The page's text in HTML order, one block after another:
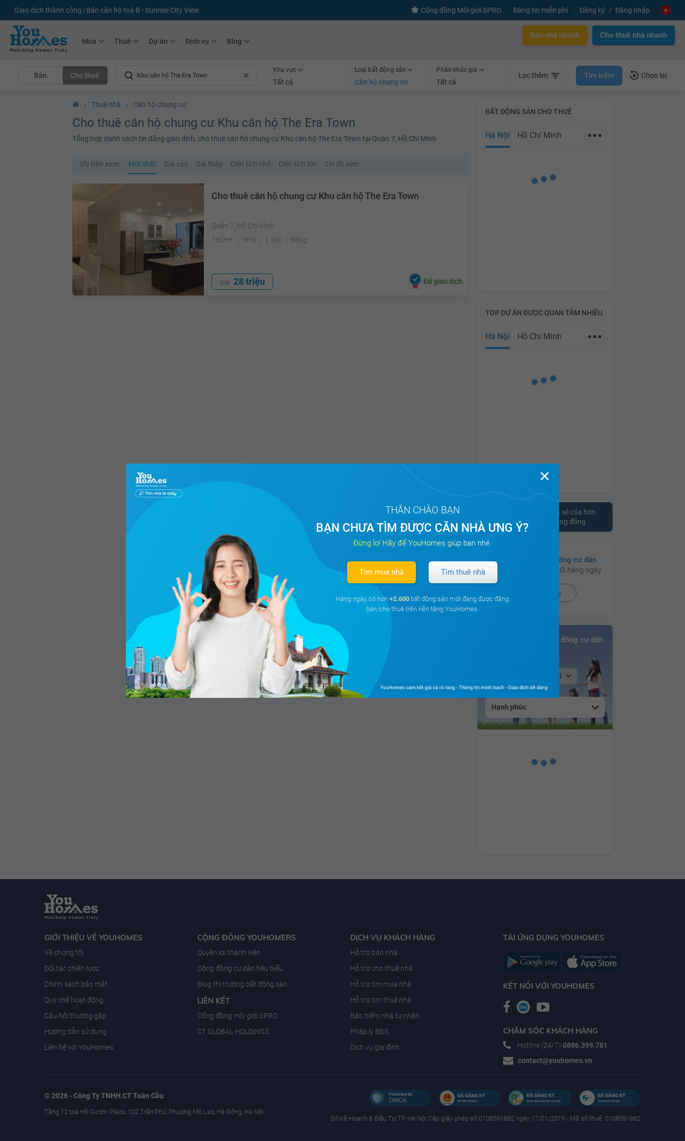
+75.000Tin đăng mới hàng tháng +10.000Thành viên Youhomers Cộng đồng Môi giới bPRO Đăng tin miễn phí Đăng ký Đăng nhập
Mua Thuê Dự án Dịch vụ Blog
Bán nhà nhanh Cho thuê nhà nhanh
Bán Cho thuê
Khu vực
Tất cả
Loại bất động sản
Căn hộ chung cư
Phân khúc giá
Tất cả
Lọc thêm Tìm kiếm Chọn lại
› Thuê nhà › Căn hộ chung cư
Cho thuê căn hộ chung cư Khu căn hộ The Era Town
Tổng hợp danh sách tin đăng giao dịch, cho thuê căn hộ chung cư Khu căn hộ The Era Town tại Quận 7, Hồ Chí Minh
Ưu tiên xem: Mới nhất Giá cao Giá thấp Diện tích nhỏ Diện tích lớn Tin đã xem
Cho thuê căn hộ chung cư Khu căn hộ The Era Town
Quận 7, Hồ Chí Minh
160m²
3PN 2 WC Đông
Giá 28 triệu Đã giao dịch
BẤT ĐỘNG SẢN CHO THUÊ
Hà Nội Hồ Chí Minh
TOP DỰ ÁN ĐƯỢC QUAN TÂM NHIỀU
Hà Nội Hồ Chí Minh
Tham khảo ý kiến chia sẻ của hơn
10.000 cư dân trên cộng đồng
Có hơn
130 cộng đồng cư dân
đang hoạt động sôi nổi hàng ngày
Xem ngay
Bảng xếp hạng Cộng đồng cư dân
Tại Hà Nội
Hạnh phúc
GIỚI THIỆU VỀ YOUHOMES
Về chúng tôi
Đối tác chiến lược
Chính sách bảo mật
Quy chế hoạt động
Câu hỏi thường gặp
Hướng dẫn sử dụng
Liên hệ với YouHomes
CỘNG ĐỒNG YOUHOMERS
Quyền lợi thành viên
Cộng đồng cư dân tiêu biểu
Blog thị trường bất động sản
LIÊN KẾT
Cổng đồng môi giới bPRO
CT GLOBAL HOLDINGS
DỊCH VỤ KHÁCH HÀNG
Hỗ trợ bán nhà
Hỗ trợ cho thuê nhà
Hỗ trợ tìm mua nhà
Hỗ trợ tìm thuê nhà
Bảo hiểm nhà tư nhân
Pháp lý BĐS
Dịch vụ gia đình
TẢI ỨNG DỤNG YOUHOMES
KẾT NỐI VỚI YOUHOMES
CHĂM SÓC KHÁCH HÀNG
Hotline (24/7) 0886.399.781
contact@youhomes.vn
© 2026 - Công Ty TNHH CT Toàn Cầu
Tầng 12 toà Hồ Gươm Plaza, 102 Trần Phú, Phường Mộ Lao, Hà Đông, Hà Nội
Sở Kế Hoạch & Ðầu Tư TP Hà Nội Cấp giấy phép số 0108591862 ngày 17/01/2019 - Mã số thuế: 0108591862
✕
THÂN CHÀO BẠN
BẠN CHƯA TÌM ĐƯỢC CĂN NHÀ ƯNG Ý?
Đừng lo! Hãy để YouHomes giúp bạn nhé.
Tìm mua nhà Tìm thuê nhà
Hàng ngày, có hơn +2.600 bất động sản mới đang được đăng
bán/cho thuê trên nền tảng YouHomes.